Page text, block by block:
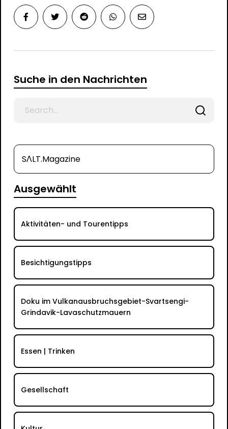
Suche in den Nachrichten
SΛLT.Magazine
Ausgewählt
Aktivitäten- und Tourentipps
Besichtigungstipps
Doku im Vulkanausbruchsgebiet-Svartsengi-
Grindavik-Lavaschutzmauern
Essen | Trinken
Gesellschaft